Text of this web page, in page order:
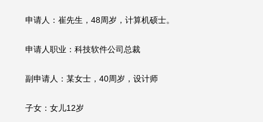
申请人：崔先生，48周岁，计算机硕士。
申请人职业：科技软件公司总裁
副申请人：某女士，40周岁，设计师
子女：女儿12岁